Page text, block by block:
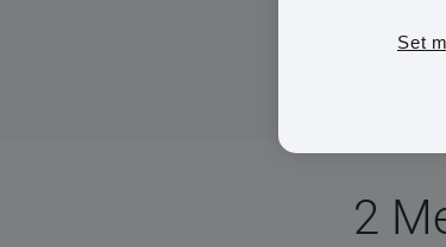
benötigte
gewählte
2
Set